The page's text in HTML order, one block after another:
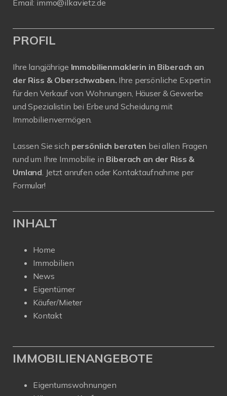
Email: immo@ilkavietz.de
PROFIL
Ihre langjährige Immobilienmaklerin in Biberach an
der Riss & Oberschwaben. Ihre persönliche Expertin
für den Verkauf von Wohnungen, Häuser & Gewerbe
und Spezialistin bei Erbe und Scheidung mit
Immobilienvermögen.
Lassen Sie sich persönlich beraten bei allen Fragen
rund um Ihre Immobilie in Biberach an der Riss &
Umland. Jetzt anrufen oder Kontaktaufnahme per
Formular!
INHALT
Home
Immobilien
News
Eigentümer
Käufer/Mieter
Kontakt
IMMOBILIENANGEBOTE
Eigentumswohnungen